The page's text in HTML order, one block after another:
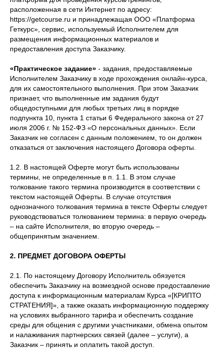
расположенная в сети Интернет по адресу:
https://getcourse.ru и принадлежащая ООО «Платформа
Геткурс», сервис, используемый Исполнителем для
размещения информационных материалов и
предоставления доступа Заказчику.
«Практическое задание» - задания, предоставляемые
Исполнителем Заказчику в ходе прохождения онлайн-курса,
для их самостоятельного выполнения. При этом Заказчик
признает, что выполненные им задания будут
общедоступными для любых третьих лиц в порядке
подпункта 10, пункта 1 статьи 6 Федерального закона от 27
июля 2006 г. № 152-ФЗ «О персональных данных». Если
Заказчик не согласен с данным положением, то он должен
отказаться от заключения настоящего Договора оферты.
1.2. В настоящей Оферте могут быть использованы
термины, не определенные в п. 1.1. В этом случае
толкование такого термина производится в соответствии с
текстом настоящей Оферты. В случае отсутствия
однозначного толкования термина в тексте Оферты следует
руководствоваться толкованием термина: в первую очередь
– на сайте Исполнителя, во вторую очередь –
общепринятым значением.
2. ПРЕДМЕТ ДОГОВОРА ОФЕРТЫ
2.1. По настоящему Договору Исполнитель обязуется
обеспечить Заказчику на возмездной основе предоставление
доступа к информационным материалам Курса «[КРИПТО
СТРАТЕНИЯ]», а также оказать информационную поддержку
на условиях выбранного тарифа и обеспечить создание
среды для общения с другими участниками, обмена опытом
и налаживания партнерских связей (далее – услуги), а
Заказчик – принять и оплатить такой доступ.